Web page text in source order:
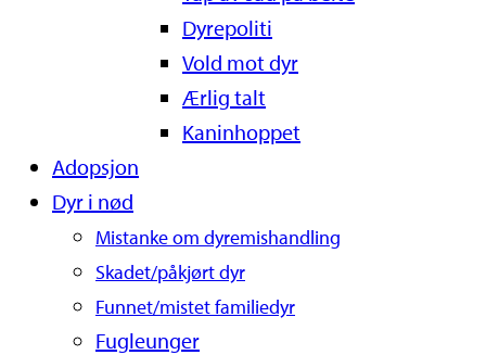
Dyrepoliti
Vold mot dyr
Ærlig talt
Kaninhoppet
Adopsjon
Dyr i nød
Mistanke om dyremishandling
Skadet/påkjørt dyr
Funnet/mistet familiedyr
Fugleunger